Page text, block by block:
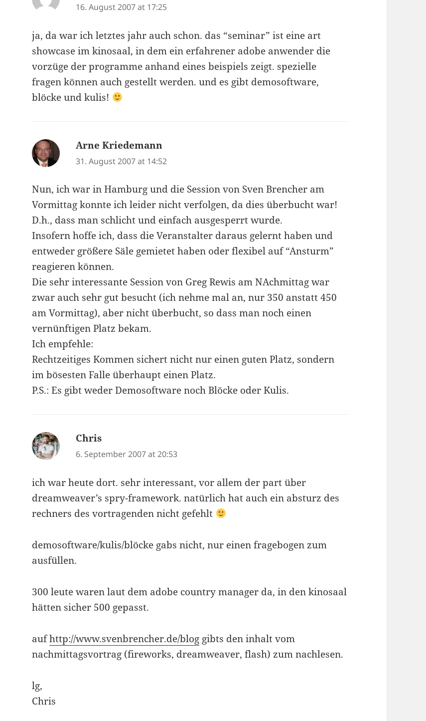
16. August 2007 at 17:25
ja, da war ich letztes jahr auch schon. das “seminar” ist eine art
showcase im kinosaal, in dem ein erfahrener adobe anwender die
vorzüge der programme anhand eines beispiels zeigt. spezielle
fragen können auch gestellt werden. und es gibt demosoftware,
blöcke und kulis!
Arne Kriedemann
31. August 2007 at 14:52
Nun, ich war in Hamburg und die Session von Sven Brencher am
Vormittag konnte ich leider nicht verfolgen, da dies überbucht war!
D.h., dass man schlicht und einfach ausgesperrt wurde.
Insofern hoffe ich, dass die Veranstalter daraus gelernt haben und
entweder größere Säle gemietet haben oder flexibel auf “Ansturm”
reagieren können.
Die sehr interessante Session von Greg Rewis am NAchmittag war
zwar auch sehr gut besucht (ich nehme mal an, nur 350 anstatt 450
am Vormittag), aber nicht überbucht, so dass man noch einen
vernünftigen Platz bekam.
Ich empfehle:
Rechtzeitiges Kommen sichert nicht nur einen guten Platz, sondern
im bösesten Falle überhaupt einen Platz.
P.S.: Es gibt weder Demosoftware noch Blöcke oder Kulis.
Chris
6. September 2007 at 20:53
ich war heute dort. sehr interessant, vor allem der part über
dreamweaver’s spry-framework. natürlich hat auch ein absturz des
rechners des vortragenden nicht gefehlt
demosoftware/kulis/blöcke gabs nicht, nur einen fragebogen zum
ausfüllen.
300 leute waren laut dem adobe country manager da, in den kinosaal
hätten sicher 500 gepasst.
aufhttp://www.svenbrencher.de/blog gibts den inhalt vom
nachmittagsvortrag (fireworks, dreamweaver, flash) zum nachlesen.
lg,
Chris